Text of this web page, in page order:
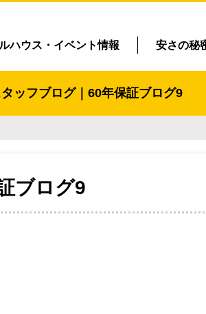
ハウス・イベント情報 安さの秘
ッフブログ｜60年保証ブログ9
ブログ9